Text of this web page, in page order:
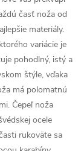
časť noža od
materiály.
variácie je
pohodlný, istý a
štýle, vďaka
má polomatnú
Čepeľ noža
ocele
rukoväte sa